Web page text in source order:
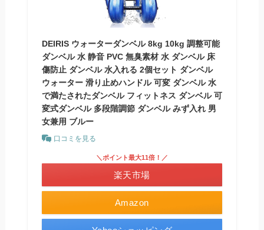
DEIRIS ウォーターダンベル 8kg 10kg 調整可能
ダンベル 水 静音 PVC 無臭素材 水 ダンベル 床
傷防止 ダンベル 水入れる 2個セット ダンベル
ウォーター 滑り止めハンドル 可変 ダンベル 水
で満たされたダンベル フィットネス ダンベル 可
変式ダンベル 多段階調節 ダンベル みず入れ 男
女兼用 ブルー
口コミを見る
Amazon
＼ポイント最大11倍！／
楽天市場